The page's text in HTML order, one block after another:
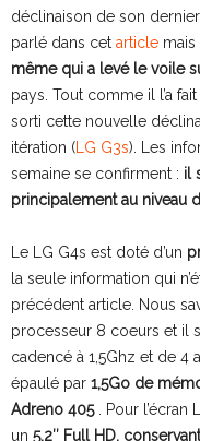
déclinaison de son
parlé dans cet article mais
même qui a levé le voile
pays. Tout comme il l’a
sorti cette nouvelle
itération ( LG G3s). Les
semaine se confirment : il
principalement au niveau
Le LG G4s est doté d’un
la seule information qui
précédent article. Nous
processeur 8 coeurs et il
cadencé à 1,5Ghz et de 4
épaulé par 1,5Go de
Adreno 405
. Pour
un 5,2″ Full HD,